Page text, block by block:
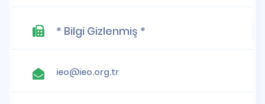
* Bilgi Gizlenmiş *
ieo@ieo.org.tr